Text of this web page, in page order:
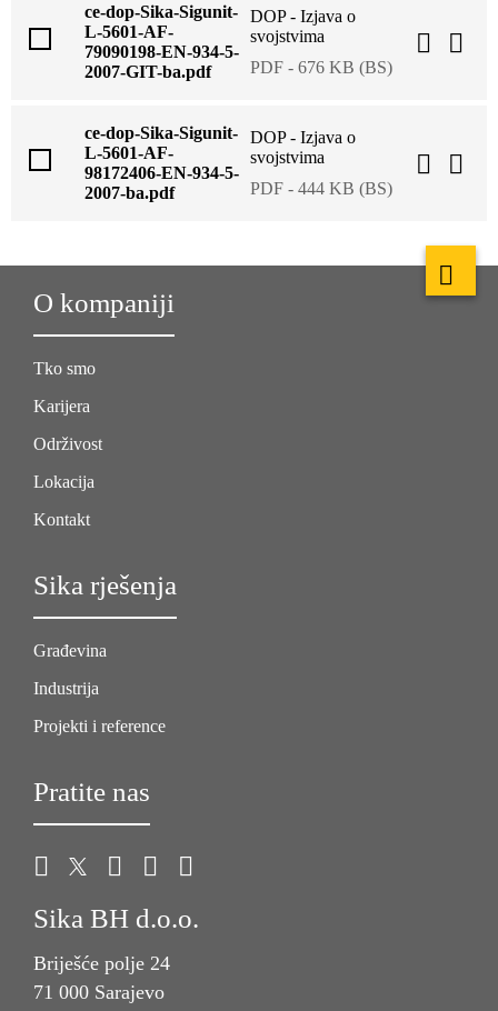
ce-dop-Sika-Sigunit-
L-5601-AF-
79090198-EN-934-5-
2007-GIT-ba.pdf
DOP - Izjava o
svojstvima
PDF - 676 KB (BS)
ce-dop-Sika-Sigunit-
L-5601-AF-
98172406-EN-934-5-
2007-ba.pdf
DOP - Izjava o
svojstvima
PDF - 444 KB (BS)
O kompaniji
Tko smo
Karijera
Održivost
Lokacija
Kontakt
Sika rješenja
Građevina
Industrija
Projekti i reference
Pratite nas
Sika BH d.o.o.
Briješće polje 24
71 000 Sarajevo